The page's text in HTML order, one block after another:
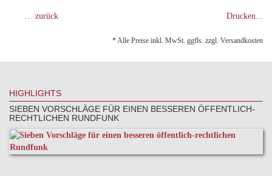
… zurück Drucken...
* Alle Preise inkl. MwSt. ggfls. zzgl. Versandkosten
HIGHLIGHTS
SIEBEN VORSCHLÄGE FÜR EINEN BESSEREN ÖFFENTLICH-
RECHTLICHEN RUNDFUNK